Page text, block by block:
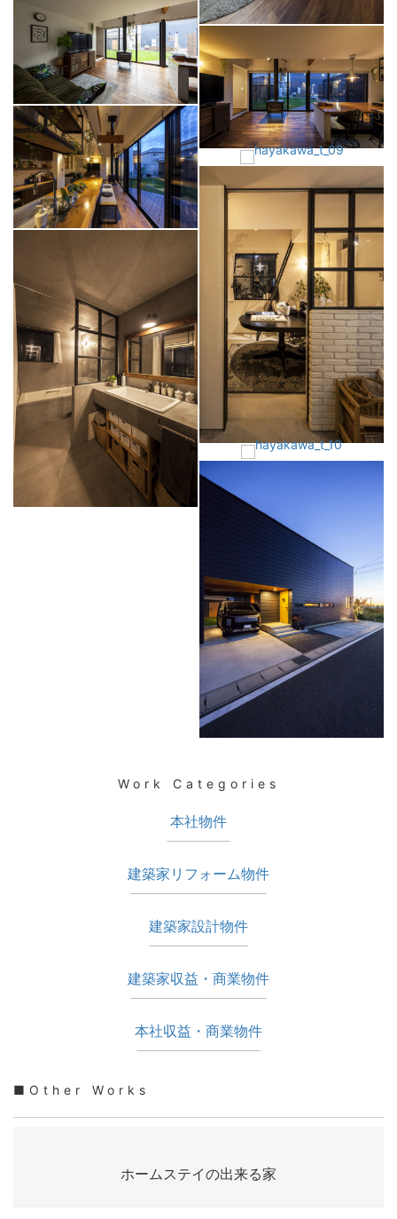
Work Categories
本社物件
建築家リフォーム物件
建築家設計物件
建築家収益・商業物件
本社収益・商業物件
■Other Works
ホームステイの出来る家